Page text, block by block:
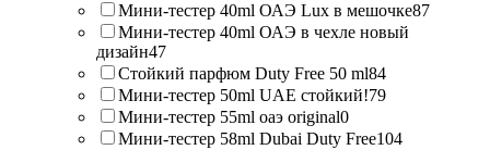
Мини-тестер 40ml ОАЭ Lux в мешочке87
Мини-тестер 40ml ОАЭ в чехле новый
дизайн47
Стойкий парфюм Duty Free 50 ml84
Мини-тестер 50ml UAE стойкий!79
Мини-тестер 55ml оаэ original0
Мини-тестер 58ml Dubai Duty Free104